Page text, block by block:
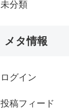
未分類
メタ情報
ログイン
投稿フィード